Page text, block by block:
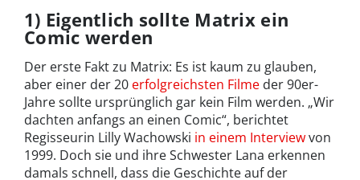
1) Eigentlich sollte Matrix ein
Comic werden
Der erste Fakt zu Matrix: Es ist kaum zu glauben,
aber einer der 20 erfolgreichsten Filme der 90er-
Jahre sollte ursprünglich gar kein Film werden. „Wir
dachten anfangs an einen Comic“, berichtet
Regisseurin Lilly Wachowski in einem Interviewvon
1999. Doch sie und ihre Schwester Lana erkennen
damals schnell, dass die Geschichte auf der